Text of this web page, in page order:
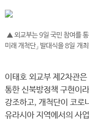
▲ 외교부는 9일 국민 참여를 통
미래 개척단」 발대식을 8일
이태호 외교부 제2차관
통한 신북방정책 구현이
강조하고, 개척단이 코로
유라시아 지역에서의 사